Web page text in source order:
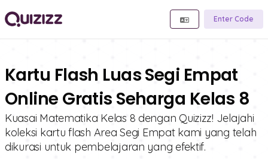
Enter Code
Kartu Flash Luas Segi Empat
Online Gratis Seharga Kelas 8
Kuasai Matematika Kelas 8 dengan Quizizz! Jelajahi
koleksi kartu flash Area Segi Empat kami yang telah
dikurasi untuk pembelajaran yang efektif.